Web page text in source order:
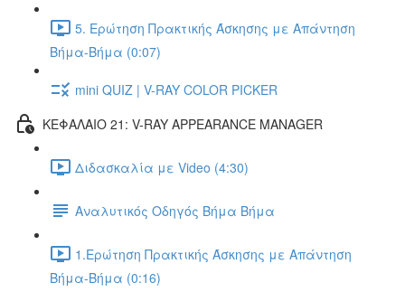
5. Ερώτηση Πρακτικής Άσκησης με Απάντηση
Βήμα-Βήμα (0:07)
mini QUIZ | V-RAY COLOR PICKER
ΚΕΦΑΛΑΙΟ 21: V-RAY APPEARANCE MANAGER
Διδασκαλία με Video (4:30)
Αναλυτικός Οδηγός Βήμα Βήμα
1.Ερώτηση Πρακτικής Άσκησης με Απάντηση
Βήμα-Βήμα (0:16)